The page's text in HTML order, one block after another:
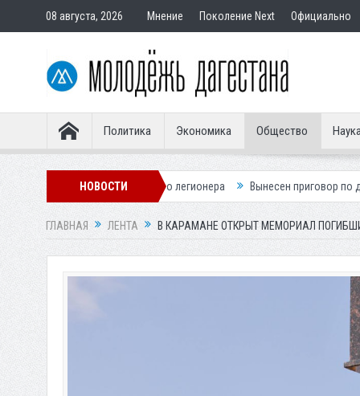
08 августа, 2026 Мнение Поколение Next Официально
Политика Экономика Общество
НОВОСТИ
без словенского легионера Вынесен приговор по делу о
ГЛАВНАЯ ЛЕНТА В КАРАМАНЕ ОТКРЫТ МЕМОРИАЛ